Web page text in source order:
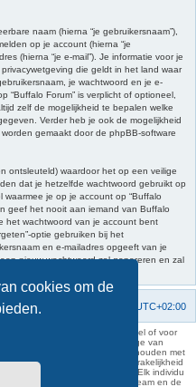
cookies om de
naam (hierna “je gebruikersnaam”),
op je account (hierna “je
(hierna “je e-mail”). Je informatie voor je
die geldt in het land waar
je wachtwoord en je e-
“Buffalo Forum” is verplicht of optioneel,
zelf de mogelijkheid te bepalen welke
Verder heb je ook de mogelijkheid
gemaakt door de phpBB-software
ontsleuteld) waardoor het op een veilige
dat je hetzelfde wachtwoord gebruikt op
je op je account op “Buffalo
geef het nooit aan iemand van Buffalo
het wachtwoord van je account bent
optie gebruiken bij het
en e-mailadres opgeeft van je
nieuw wachtwoord zal genereren en zal
UTC+02:00
cookies
voor om het even welk nadeel of voor
kan worden ten gevolge van
of onrechtstreeks verband houden met
Deze ontheffing van aansprakelijkheid
Gent zich volledig distantieert. Elk individu
Buffalo Forum. Ook het webteam en de